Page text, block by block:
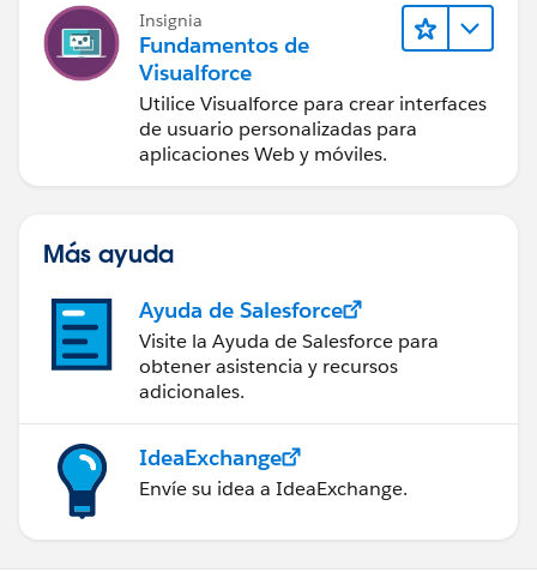
Insignia
Fundamentos de
Visualforce
Utilice Visualforce para crear interfaces
de usuario personalizadas para
aplicaciones Web y móviles.
Más ayuda
Ayuda de Salesforce
Visite la Ayuda de Salesforce para
obtener asistencia y recursos
adicionales.
IdeaExchange
Envíe su idea a IdeaExchange.